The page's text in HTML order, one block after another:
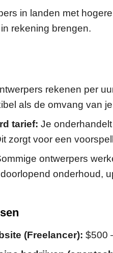
in landen met
rekening brengen.
rekenen per
als de omvang van
tarief: Je
zorgt voor een
ontwerpers
onderhoud,
(Freelancer): $500